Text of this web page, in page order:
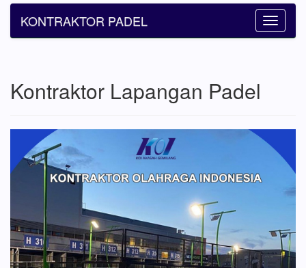
Toggle
KONTRAKTOR PADEL
Kontraktor Lapangan Padel